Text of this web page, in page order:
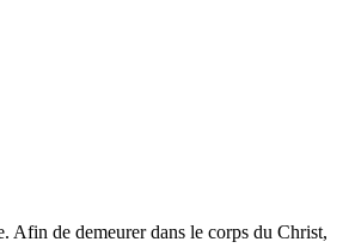
Afin de demeurer dans le corps du Christ,